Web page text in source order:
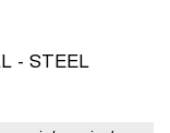
- STEEL